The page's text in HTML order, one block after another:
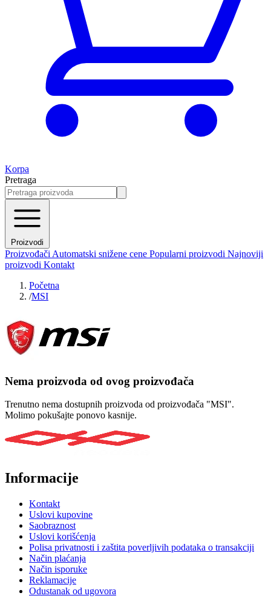
Korpa
Pretraga
Proizvodi
Proizvođači Automatski snižene cene Popularni proizvodi Najnoviji
proizvodi Kontakt
Početna
/MSI
Nema proizvoda od ovog proizvođača
Trenutno nema dostupnih proizvoda od proizvođača "MSI".
Molimo pokušajte ponovo kasnije.
Informacije
Kontakt
Uslovi kupovine
Saobraznost
Uslovi korišćenja
Polisa privatnosti i zaštita poverljivih podataka o transakciji
Način plaćanja
Način isporuke
Reklamacije
Odustanak od ugovora